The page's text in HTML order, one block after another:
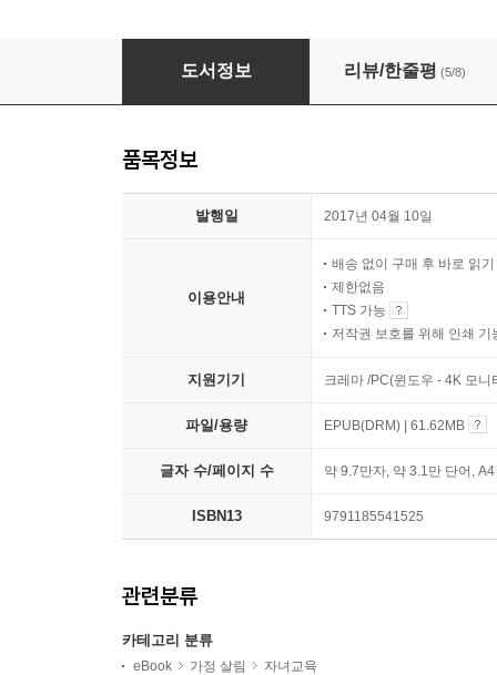
장선화의 교실밖 글쓰기
도서정보 리뷰/한줄평 (5/8)
품목정보
발행일 2017년 04월 10일
이용안내
배송 없이 구매 후 바로 읽기
제한없음
TTS 가능
저작권 보호를 위해 인쇄 기
지원기기 크레마 /PC(윈도우 - 4K 모
파일/용량 EPUB(DRM) | 61.62MB
글자 수/페이지 수 약 9.7만자, 약 3.1만 단어,
ISBN13 9791185541525
관련분류
카테고리 분류
eBook 가정 살림 자녀교육